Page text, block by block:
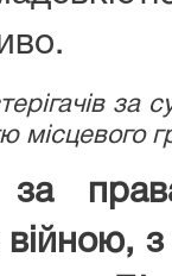
місцевого
за
війною,